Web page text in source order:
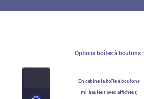
Options boîtes à boutons :
En cabine la boîte à boutons
mi-hauteur avec afficheur,